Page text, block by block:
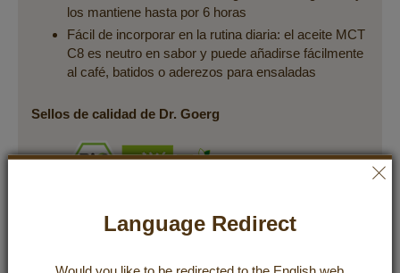
los mantiene hasta por 6 horas
Fácil de incorporar en la rutina diaria: el aceite MCT
C8 es neutro en sabor y puede añadirse fácilmente
al café, batidos o aderezos para ensaladas
Sellos de calidad de Dr. Goerg
Language Redirect